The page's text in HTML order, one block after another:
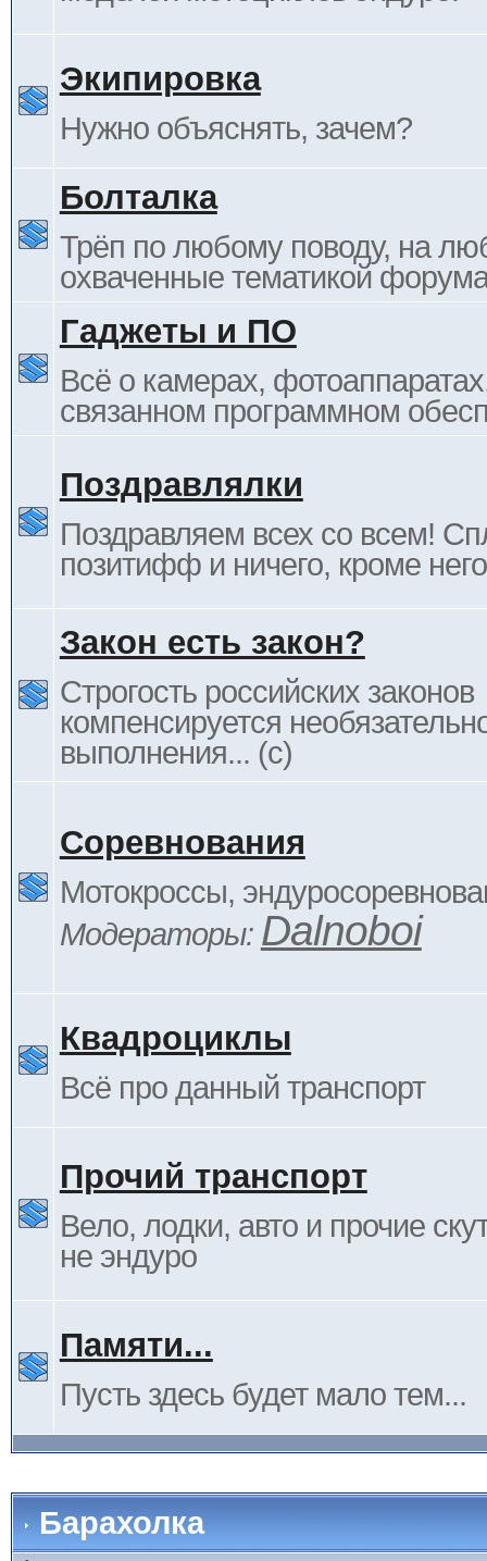
Экипировка
Нужно объяснять, зачем?
Болталка
Трёп по любому поводу, на
охваченные тематикой
Гаджеты и ПО
Всё о камерах,
связанном программном
Поздравлялки
Поздравляем всех со всем!
позитифф и ничего, кроме
Закон есть закон?
Строгость российских законов
компенсируется
выполнения... (c)
Соревнования
Мотокроссы,
Модераторы: Dalnoboi
Квадроциклы
Всё про данный транспорт
Прочий транспорт
Вело, лодки, авто и прочие
не эндуро
Памяти...
Пусть здесь будет мало тем...
Барахолка